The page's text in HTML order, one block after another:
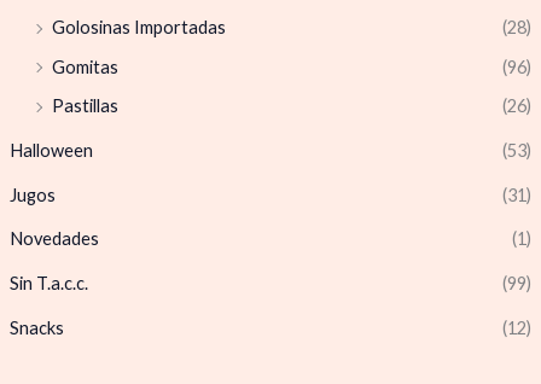
Golosinas Importadas
(28)
Gomitas
(96)
Pastillas
(26)
Halloween (53)
Jugos (31)
Novedades (1)
Sin T.a.c.c. (99)
Snacks (12)